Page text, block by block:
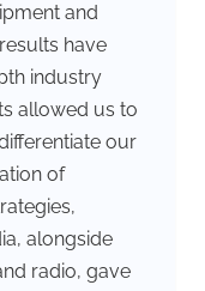
and
have
industry
allowed us to
our
of
alongside
radio, gave